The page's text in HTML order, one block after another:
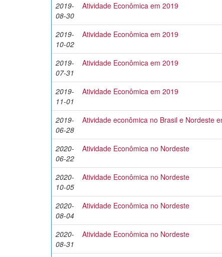
2019-
08-30
Atividade Econômica em 2019
2019-
10-02
Atividade Econômica em 2019
2019-
07-31
Atividade Econômica em 2019
2019-
11-01
Atividade Econômica em 2019
2019-
06-28
Atividade econômica no Brasil e Nordeste
2020-
06-22
Atividade Econômica no Nordeste
2020-
10-05
Atividade Econômica no Nordeste
2020-
08-04
Atividade Econômica no Nordeste
2020-
08-31
Atividade Econômica no Nordeste